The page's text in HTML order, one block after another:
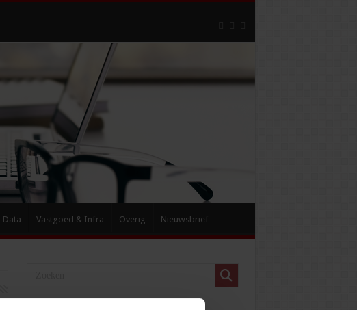
Data Vastgoed & Infra Overig Nieuwsbrief